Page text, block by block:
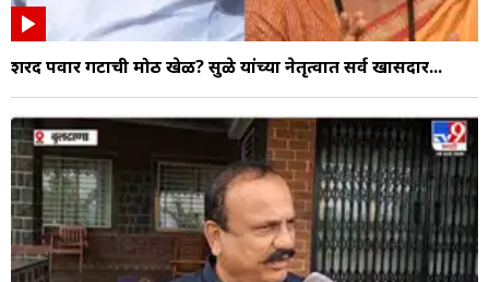
शरद पवार गटाची मोठी खेळी? सुळे यांच्या नेतृत्वात सर्व खासदार...